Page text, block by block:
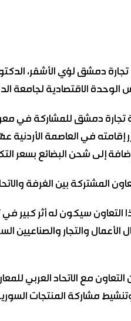
دمشق لؤي الأشقر، الدكتور
الوحدة الاقتصادية لجامعة
دمشق للمشاركة في
إلى شحن البضائع بسعر
المشتركة بين الغرفة
التعاون سيكون له أثر كبير
والتجار والصناعيين
مع الاتحاد العربي
وتنشيط مشاركة المنتجات